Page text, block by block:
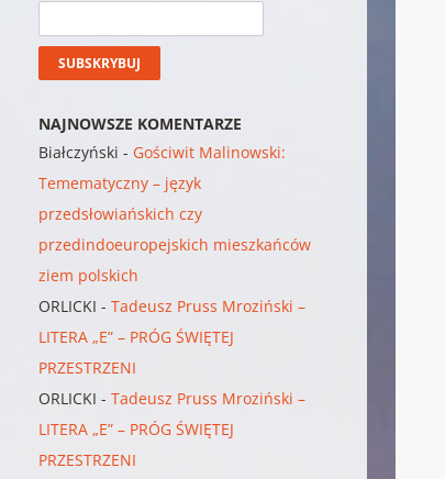
NAJNOWSZE KOMENTARZE
Białczyński - Gościwit Malinowski:
Temematyczny – język
przedsłowiańskich czy
przedindoeuropejskich mieszkańców
ziem polskich
ORLICKI -Tadeusz Pruss Mroziński –
LITERA „E” – PRÓG ŚWIĘTEJ
PRZESTRZENI
ORLICKI -Tadeusz Pruss Mroziński –
LITERA „E” – PRÓG ŚWIĘTEJ
PRZESTRZENI